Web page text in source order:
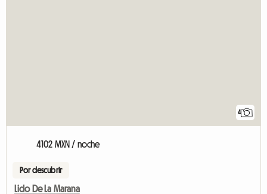
4
4102 MXN / noche
Por descubrir
Lido De La Marana